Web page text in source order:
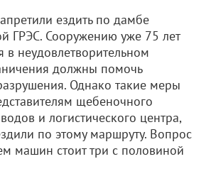
ездить по дамбе
ГРЭС. Сооружению уже 75 лет
в неудовлетворительном
должны помочь
Однако такие меры
щебеночного
и логистического центра,
по этому маршруту. Вопрос
машин стоит три с половиной